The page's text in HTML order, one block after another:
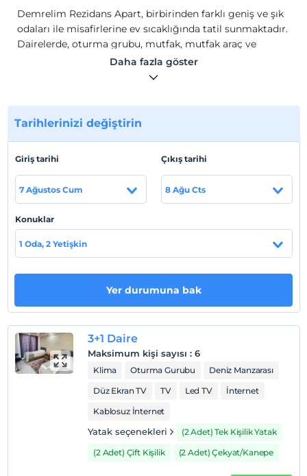
Demrelim Rezidans Apart, birbirinden farklı geniş ve şık
odaları ile misafirlerine ev sıcaklığında tatil sunmaktadır.
Dairelerde, oturma grubu, mutfak, mutfak araç ve
gereçleri, TV, Wi-Fi, uydu kanalları, klima, ocak,
buzdolabı, fırın, çamaşır makinesi ve bulaşık makinesi
Sahil
Haritada Göster
Check/in
En erken saat 14:00 ve sonrası
Check/out
En geç saat 12:00 ve öncesi
Evcil hayvan kabul edilmemektedir.
Odalarda sigara içilmez
Daha fazla göster
Tarihlerinizi değiştirin
Giriş tarihi
7 Ağustos Cum
Çıkış tarihi
8 Ağu Cts
Konuklar
1 Oda, 2 Yetişkin
Yer durumuna bak
3+1 Daire
Maksimum kişi sayısı : 6
Klima Oturma Gurubu
Deniz Manzarası
Düz Ekran TV
TV Led TV
İnternet
Kablosuz İnternet
Yatak seçenekleri
(2 Adet) Tek Kişilik Yatak
(2 Adet) Çift Kişilik
(2 Adet) Çekyat/Kanepe